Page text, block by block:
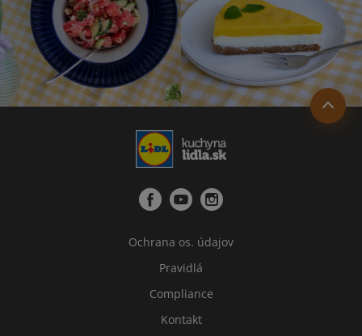
Ochrana os. údajov
Pravidlá
Compliance
Kontakt